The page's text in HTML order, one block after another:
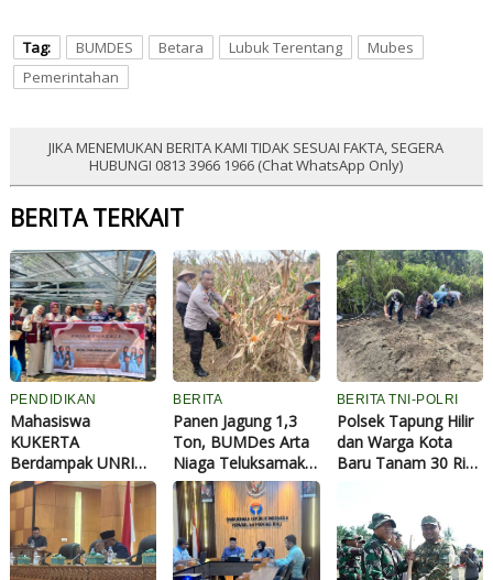
Tag: BUMDES Betara Lubuk Terentang
Mubes
Pemerintahan
JIKA MENEMUKAN BERITA KAMI TIDAK SESUAI FAKTA, SEGERA
HUBUNGI 0813 3966 1966 (Chat WhatsApp Only)
BERITA TERKAIT
PENDIDIKAN
Mahasiswa
KUKERTA
Berdampak UNRI
Revitalisasi
Budidaya Lele
Bioflok BUMDes di
Desa Tanjung
Bungo
BERITA
Panen Jagung 1,3
Ton, BUMDes Arta
Niaga Teluksamak
Dukung Ketahanan
Pangan Nasional
BERITA TNI-POLRI
Polsek Tapung Hilir
dan Warga Kota
Baru Tanam 30 Ribu
Pangan Nasional